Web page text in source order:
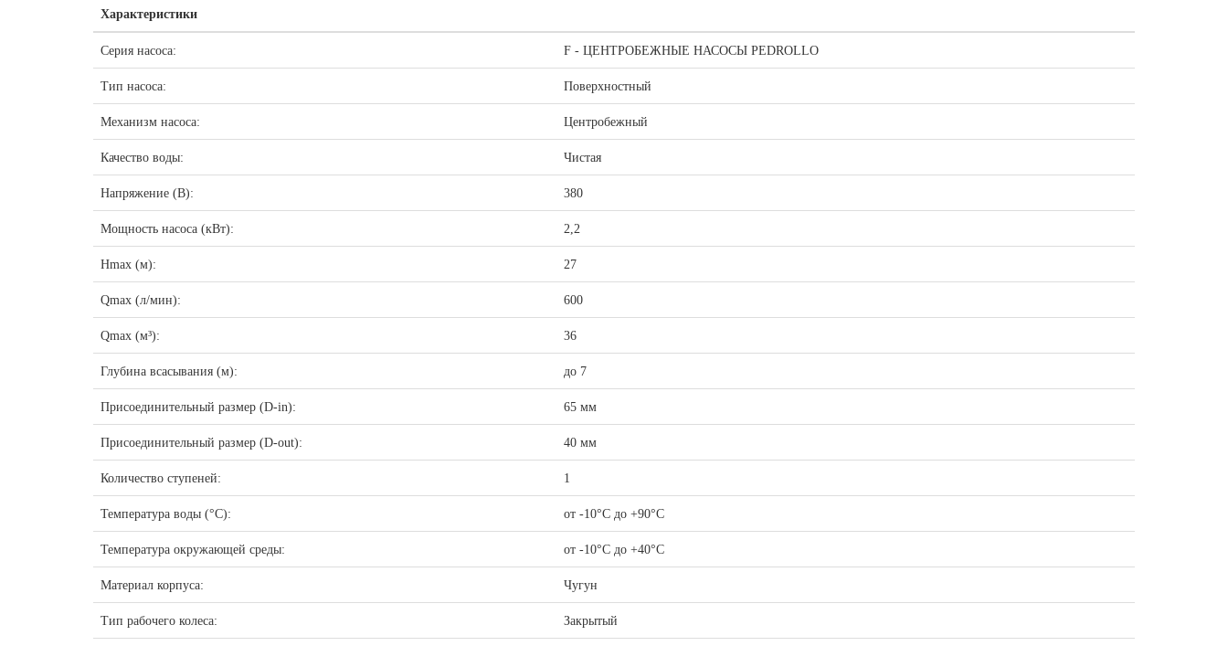
Характеристики
Серия насоса: F - ЦЕНТРОБЕЖНЫЕ НАСОСЫ PEDROLLO
Тип насоса: Поверхностный
Механизм насоса: Центробежный
Качество воды: Чистая
Напряжение (В): 380
Мощность насоса (кВт): 2,2
Hmax (м): 27
Qmax (л/мин): 600
Qmax (м³): 36
Глубина всасывания (м): до 7
Присоединительный размер (D-in): 65 мм
Присоединительный размер (D-out): 40 мм
Количество ступеней: 1
Температура воды (°C): от -10°C до +90°С
Температура окружающей среды: от -10°C до +40°С
Материал корпуса: Чугун
Тип рабочего колеса: Закрытый